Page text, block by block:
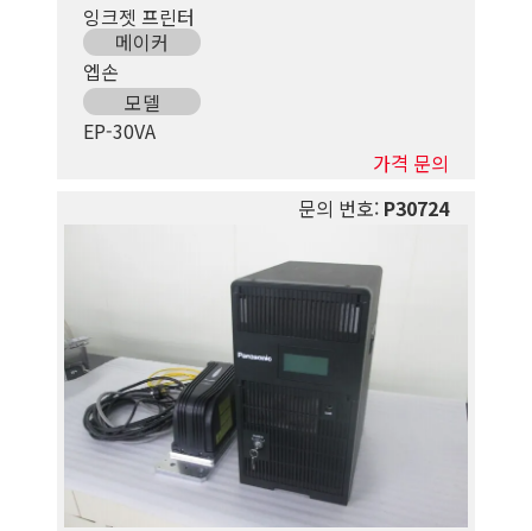
잉크젯 프린터
메이커
엡손
모델
EP-30VA
가격 문의
문의 번호:P30724